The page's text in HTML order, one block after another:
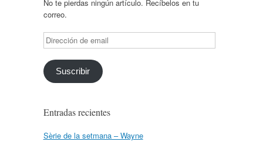
No te pierdas ningún artículo. Recíbelos en tu
correo.
Dirección
de
email
Suscribir
Entradas recientes
Sèrie de la setmana – Wayne